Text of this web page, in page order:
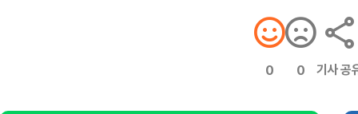
0 0 기사 공